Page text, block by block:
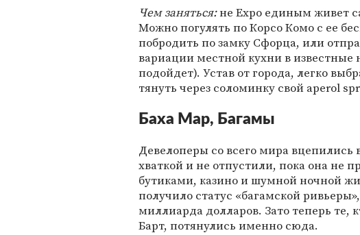
Чем заняться:не Expo единым живет
Можно погулять по Корсо Комо с ее
побродить по замку Сфорца, или
вариации местной кухни в известные
подойдет). Устав от города, легко
тянуть через соломинку свой aperol
Баха Мар, Багамы
Девелоперы со всего мира
хваткой и не отпустили, пока она не
бутиками, казино и шумной ночной
получило статус «багамской
миллиарда долларов. Зато теперь те,
Барт, потянулись именно сюда.